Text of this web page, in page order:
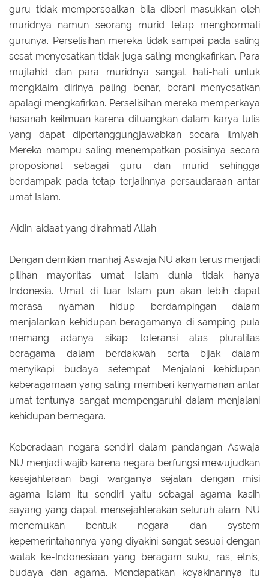
guru tidak mempersoalkan bila diberi masukkan oleh
muridnya namun seorang murid tetap menghormati
gurunya. Perselisihan mereka tidak sampai pada saling
sesat menyesatkan tidak juga saling mengkafirkan. Para
mujtahid dan para muridnya sangat hati-hati untuk
mengklaim dirinya paling benar, berani menyesatkan
apalagi mengkafirkan. Perselisihan mereka memperkaya
hasanah keilmuan karena dituangkan dalam karya tulis
yang dapat dipertanggungjawabkan secara ilmiyah.
Mereka mampu saling menempatkan posisinya secara
proposional sebagai guru dan murid sehingga
berdampak pada tetap terjalinnya persaudaraan antar
umat Islam.
‘Aidin ‘aidaat yang dirahmati Allah.
Dengan demikian manhaj Aswaja NU akan terus menjadi
pilihan mayoritas umat Islam dunia tidak hanya
Indonesia. Umat di luar Islam pun akan lebih dapat
merasa nyaman hidup berdampingan dalam
menjalankan kehidupan beragamanya di samping pula
memang adanya sikap toleransi atas pluralitas
beragama dalam berdakwah serta bijak dalam
menyikapi budaya setempat. Menjalani kehidupan
keberagamaan yang saling memberi kenyamanan antar
umat tentunya sangat mempengaruhi dalam menjalani
kehidupan bernegara.
Keberadaan negara sendiri dalam pandangan Aswaja
NU menjadi wajib karena negara berfungsi mewujudkan
kesejahteraan bagi warganya sejalan dengan misi
agama Islam itu sendiri yaitu sebagai agama kasih
sayang yang dapat mensejahterakan seluruh alam. NU
menemukan bentuk negara dan system
kepemerintahannya yang diyakini sangat sesuai dengan
watak ke-Indonesiaan yang beragam suku, ras, etnis,
budaya dan agama. Mendapatkan keyakinannya itu